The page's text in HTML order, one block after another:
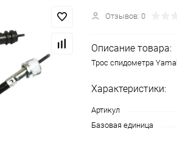
Отзывов: 0
Описание товара:
Трос спидометра
Характеристики:
Артикул
Базовая единица